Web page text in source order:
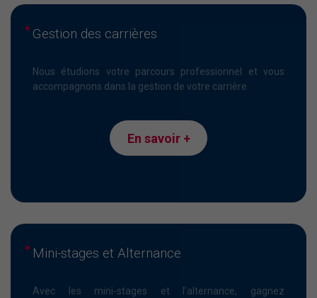
Gestion des carrières
Nous étudions votre parcours professionnel et vous
accompagnons dans la gestion de votre carrière.
En savoir +
Mini-stages et Alternance
Avec les mini-stages et l’alternance, gagnez